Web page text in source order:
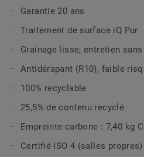
directionnels et 26 couleurs qui
option vinyle bio-attribuée, pour
impact carbone, et est 100%
Cette collection fait partie de
Garantie 20 ans
Traitement de surface iQ Pur
Grainage lisse, entretien
Antidérapant (R10), faible
100% recyclable
25,5% de contenu recyclé
Empreinte carbone : 7,40 kg
Certifié ISO 4 (salles propres)